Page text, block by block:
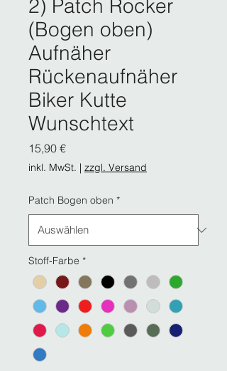
2) Patch Rocker
(Bogen oben)
Aufnäher
Rückenaufnäher
Biker Kutte
Wunschtext
15,90 €Preis
inkl. MwSt. | zzgl. Versand
Patch Bogen oben *
Stoff-Farbe *